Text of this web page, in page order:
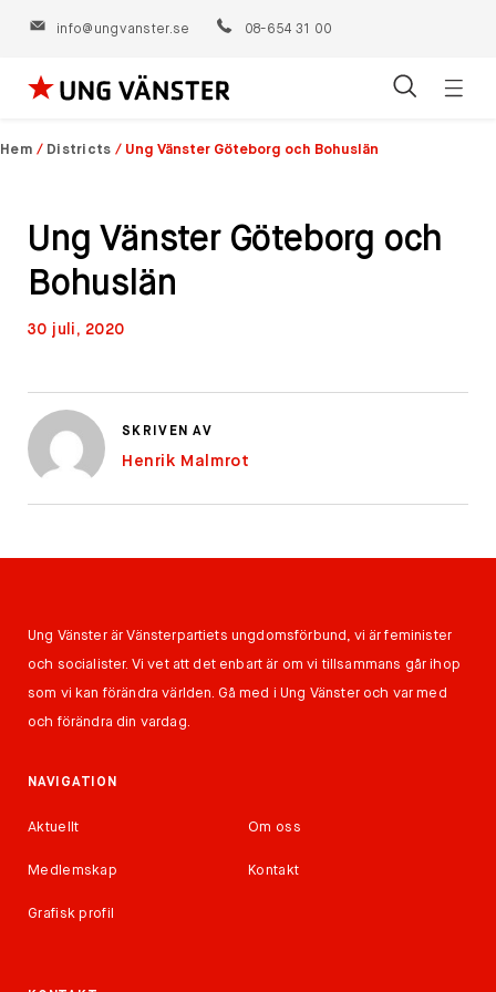
info@ungvanster.se 08-654 31 00
Hoppa
till
Hem / Districts / Ung Vänster Göteborg och Bohuslän
Ung Vänster Göteborg och
Bohuslän
30 juli, 2020
SKRIVEN AV
Henrik Malmrot
Ung Vänster är Vänsterpartiets ungdomsförbund, vi är feminister
och socialister. Vi vet att det enbart är om vi tillsammans går ihop
som vi kan förändra världen. Gå med i Ung Vänster och var med
och förändra din vardag.
NAVIGATION
Aktuellt Om oss
Medlemskap Kontakt
Grafisk profil